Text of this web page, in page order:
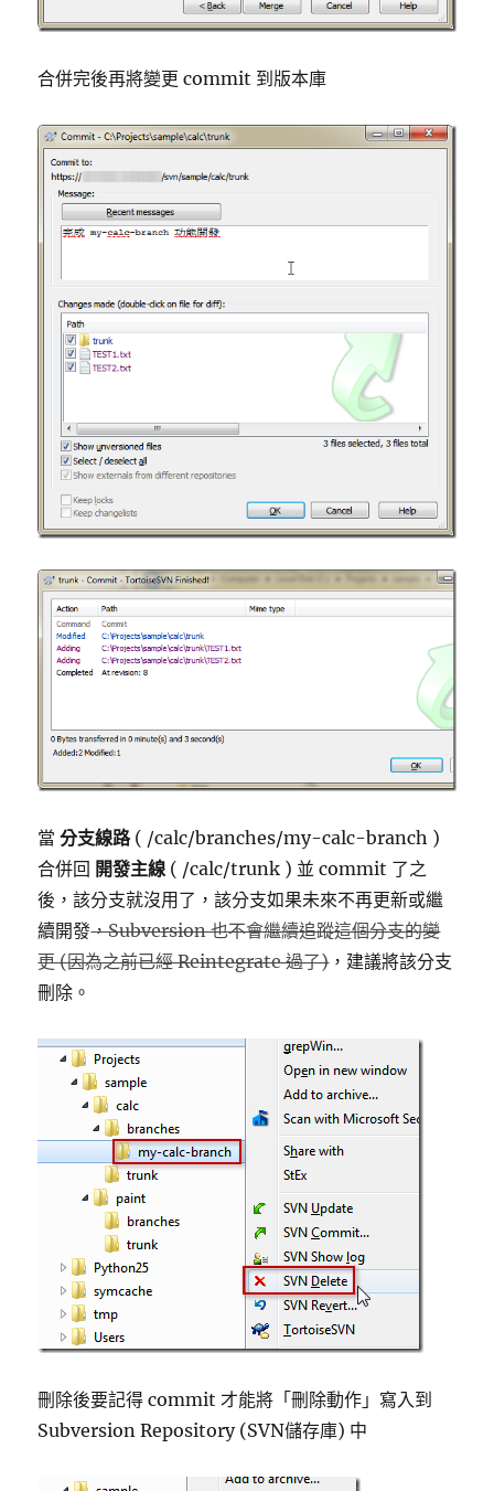
合併完後再將變更 commit 到版本庫
當分支線路( /calc/branches/my-calc-branch )
合併回 開發主線 ( /calc/trunk ) 並 commit 了之
後，該分支就沒用了，該分支如果未來不再更新或繼
續開發，Subversion 也不會繼續追蹤這個分支的變
更 (因為之前已經 Reintegrate 過了)，建議將該分支
刪除。
刪除後要記得 commit 才能將「刪除動作」寫入到
Subversion Repository (SVN儲存庫) 中